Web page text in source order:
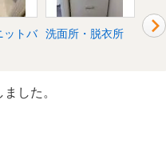
ットバ
洗面所・脱衣所 階段
した。